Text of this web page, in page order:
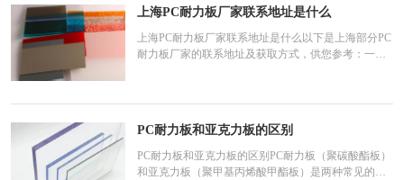
上海PC耐力板厂家联系地址是什么
上海PC耐力板厂家联系地址是什么以下是上海部分PC
耐力板厂家的联系地址及获取方式，供您参考：一、
号（可能已更新，建议通过官网确认）官网：
PC耐力板和亚克力板的区别
PC耐力板和亚克力板的区别PC耐力板（聚碳酸酯板）
和亚克力板（聚甲基丙烯酸甲酯板）是两种常见的透